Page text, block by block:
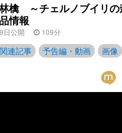
檎 ～チェルノブイリ
情報
日公開 109分
関連記事 予告編・動画 画像